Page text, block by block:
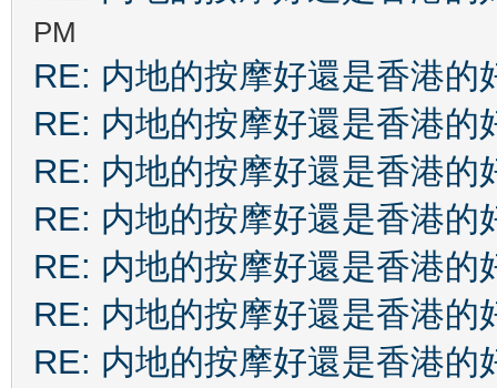
PM
RE: 内地的按摩好還是香港的
RE: 内地的按摩好還是香港的
RE: 内地的按摩好還是香港的
RE: 内地的按摩好還是香港的
RE: 内地的按摩好還是香港的
RE: 内地的按摩好還是香港的
RE: 内地的按摩好還是香港的